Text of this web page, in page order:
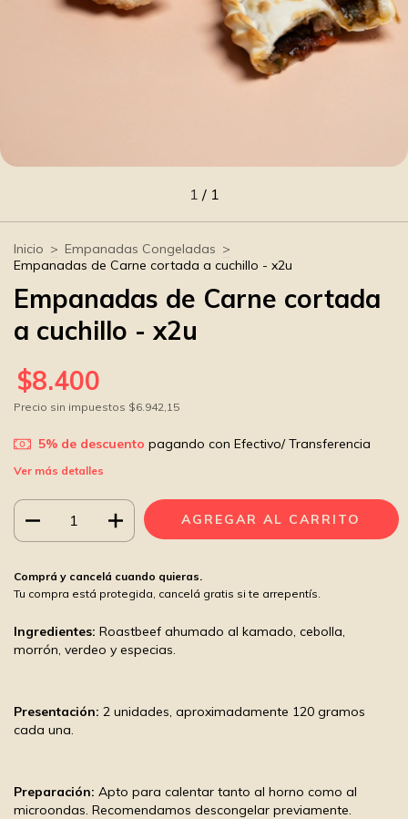
1 / 1
Inicio > Empanadas Congeladas >
Empanadas de Carne cortada a cuchillo - x2u
Empanadas de Carne cortada
a cuchillo - x2u
$8.400
Precio sin impuestos $6.942,15
5% de descuento pagando con Efectivo/ Transferencia
Ver más detalles
Comprá y cancelá cuando quieras.
Tu compra está protegida, cancelá gratis si te arrepentís.
Ingredientes: Roastbeef ahumado al kamado, cebolla,
morrón, verdeo y especias.
Presentación: 2 unidades, aproximadamente 120 gramos
cada una.
Preparación: Apto para calentar tanto al horno como al
microondas. Recomendamos descongelar previamente.